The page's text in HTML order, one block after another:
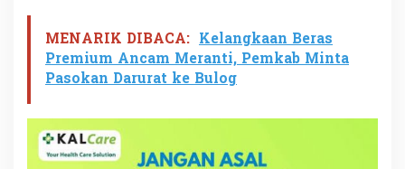
MENARIK DIBACA: Kelangkaan Beras
Premium Ancam Meranti, Pemkab Minta
Pasokan Darurat ke Bulog